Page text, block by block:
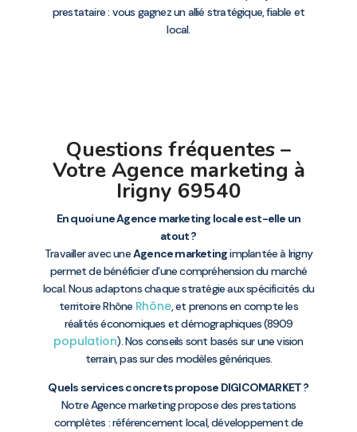
prestataire : vous gagnez un allié stratégique, fiable et
local.
Questions fréquentes –
Votre Agence marketing à
Irigny 69540
En quoi une Agence marketing locale est-elle un
atout ?
Travailler avec uneAgence marketingimplantée à Irigny
permet de bénéficier d’une compréhension du marché
local. Nous adaptons chaque stratégie aux spécificités du
territoire Rhône Rhône, et prenons en compte les
réalités économiques et démographiques (8909
population). Nos conseils sont basés sur une vision
terrain, pas sur des modèles génériques.
Quels services concrets propose DIGICOMARKET ?
Notre Agence marketing propose des prestations
complètes : référencement local, développement de